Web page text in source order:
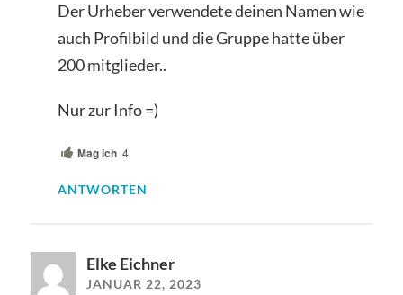
Der Urheber verwendete deinen Namen wie
auch Profilbild und die Gruppe hatte über
200 mitglieder..
Nur zur Info =)
Mag ich 4
ANTWORTEN
Elke Eichner
JANUAR 22, 2023